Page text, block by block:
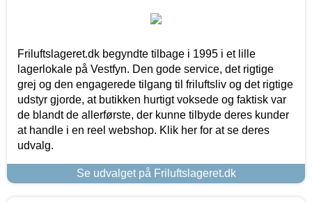
Friluftslageret.dk begyndte tilbage i 1995 i et lille
lagerlokale på Vestfyn. Den gode service, det rigtige
grej og den engagerede tilgang til friluftsliv og det rigtige
udstyr gjorde, at butikken hurtigt voksede og faktisk var
de blandt de allerførste, der kunne tilbyde deres kunder
at handle i en reel webshop. Klik her for at se deres
udvalg.
Se udvalget på Friluftslageret.dk